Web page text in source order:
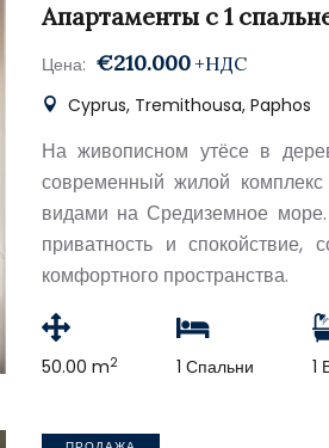
Апартаменты с 1
Цена: €210.000 +НДС
Cyprus, Tremithousa, Paphos
На живописном утёсе в
современный жилой
видами на Средиземное море.
приватность и
комфортного пространства.
50.00 m2 1 Спальни 1